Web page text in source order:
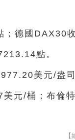
德國DAX30
點。
美元/盎司
元/桶；布倫